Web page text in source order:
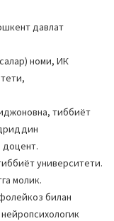
давлат
номи, ИК
тиббиёт
университети.
молик.
билан